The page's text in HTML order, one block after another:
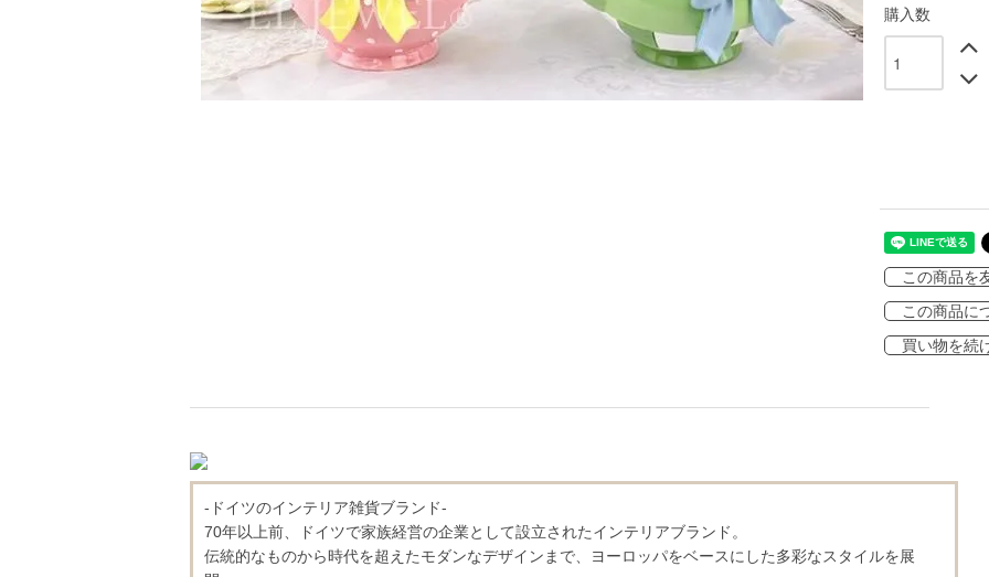
購入数
この商品を
この商品に
買い物を続
-ドイツのインテリア雑貨ブランド-
70年以上前、ドイツで家族経営の企業として設立されたインテリアブランド。
伝統的なものから時代を超えたモダンなデザインまで、ヨーロッパをベースにした多彩なスタイルを展